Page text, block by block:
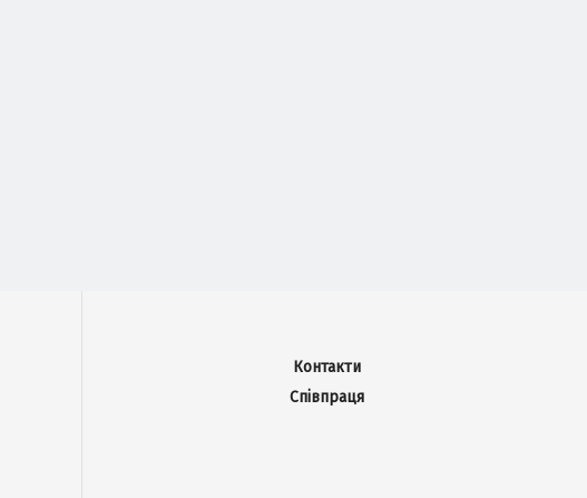
Контакти
Співпраця